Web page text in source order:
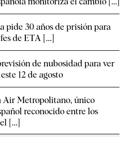
pide 30 años de prisión para
de ETA [...]
de nubosidad para ver
12 de agosto
Air Metropolitano, único
reconocido entre los
[...]